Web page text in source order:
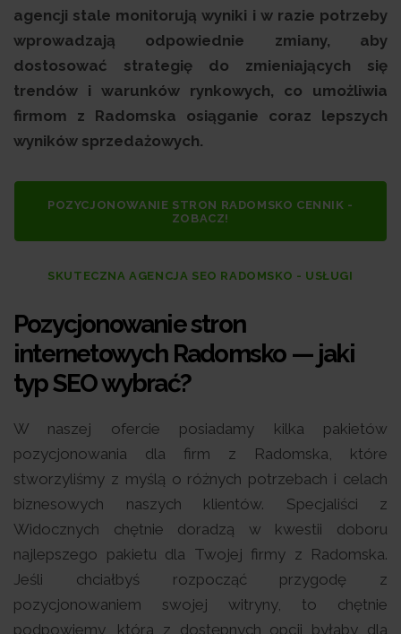
agencji stale monitorują wyniki i w razie potrzeby
wprowadzają odpowiednie zmiany, aby
dostosować strategię do zmieniających się
trendów i warunków rynkowych, co umożliwia
firmom z Radomska osiąganie coraz lepszych
wyników sprzedażowych.
POZYCJONOWANIE STRON RADOMSKO CENNIK -
ZOBACZ!
SKUTECZNA AGENCJA SEO RADOMSKO - USŁUGI
Pozycjonowanie stron
internetowych Radomsko — jaki
typ SEO wybrać?
W naszej ofercie posiadamy kilka pakietów
pozycjonowania dla firm z Radomska, które
stworzyliśmy z myślą o różnych potrzebach i celach
biznesowych naszych klientów. Specjaliści z
Widocznych chętnie doradzą w kwestii doboru
najlepszego pakietu dla Twojej firmy z Radomska.
Jeśli chciałbyś rozpocząć przygodę z
pozycjonowaniem swojej witryny, to chętnie
podpowiemy, która z dostępnych opcji byłaby dla